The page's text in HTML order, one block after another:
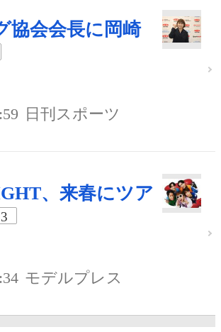
協会会長に岡崎
日刊スポーツ
、来春にツア
3
モデルプレス